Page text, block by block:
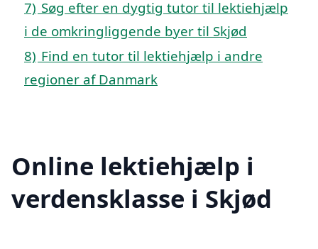
7) Søg efter en dygtig tutor til lektiehjælp
i de omkringliggende byer til Skjød
8) Find en tutor til lektiehjælp i andre
regioner af Danmark
Online lektiehjælp i
verdensklasse i Skjød